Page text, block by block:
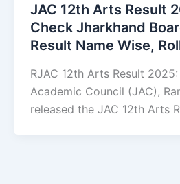
JAC 12th Arts Result
Check Jharkhand
Result Name Wise,
RJAC 12th Arts Result
Academic Council (JAC),
released the JAC 12th Arts